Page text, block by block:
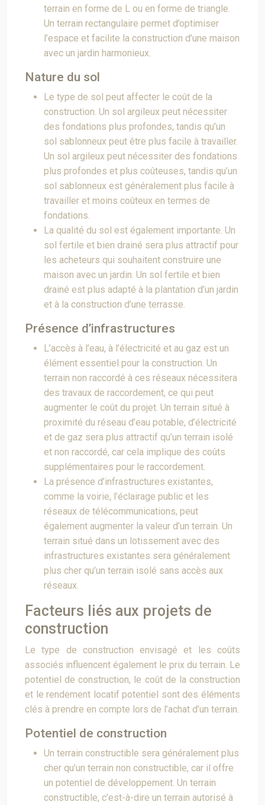
terrain en forme de L ou en forme de triangle.
Un terrain rectangulaire permet d’optimiser
l’espace et facilite la construction d’une maison
avec un jardin harmonieux.
Nature du sol
Le type de sol peut affecter le coût de la
construction. Un sol argileux peut nécessiter
des fondations plus profondes, tandis qu’un
sol sablonneux peut être plus facile à travailler.
Un sol argileux peut nécessiter des fondations
plus profondes et plus coûteuses, tandis qu’un
sol sablonneux est généralement plus facile à
travailler et moins coûteux en termes de
fondations.
La qualité du sol est également importante. Un
sol fertile et bien drainé sera plus attractif pour
les acheteurs qui souhaitent construire une
maison avec un jardin. Un sol fertile et bien
drainé est plus adapté à la plantation d’un jardin
et à la construction d’une terrasse.
Présence d’infrastructures
L’accès à l’eau, à l’électricité et au gaz est un
élément essentiel pour la construction. Un
terrain non raccordé à ces réseaux nécessitera
des travaux de raccordement, ce qui peut
augmenter le coût du projet. Un terrain situé à
proximité du réseau d’eau potable, d’électricité
et de gaz sera plus attractif qu’un terrain isolé
et non raccordé, car cela implique des coûts
supplémentaires pour le raccordement.
La présence d’infrastructures existantes,
comme la voirie, l’éclairage public et les
réseaux de télécommunications, peut
également augmenter la valeur d’un terrain. Un
terrain situé dans un lotissement avec des
infrastructures existantes sera généralement
plus cher qu’un terrain isolé sans accès aux
réseaux.
Facteurs liés aux projets de
construction
Le type de construction envisagé et les coûts
associés influencent également le prix du terrain. Le
potentiel de construction, le coût de la construction
et le rendement locatif potentiel sont des éléments
clés à prendre en compte lors de l’achat d’un terrain.
Potentiel de construction
Un terrain constructible sera généralement plus
cher qu’un terrain non constructible, car il offre
un potentiel de développement. Un terrain
constructible, c’est-à-dire un terrain autorisé à